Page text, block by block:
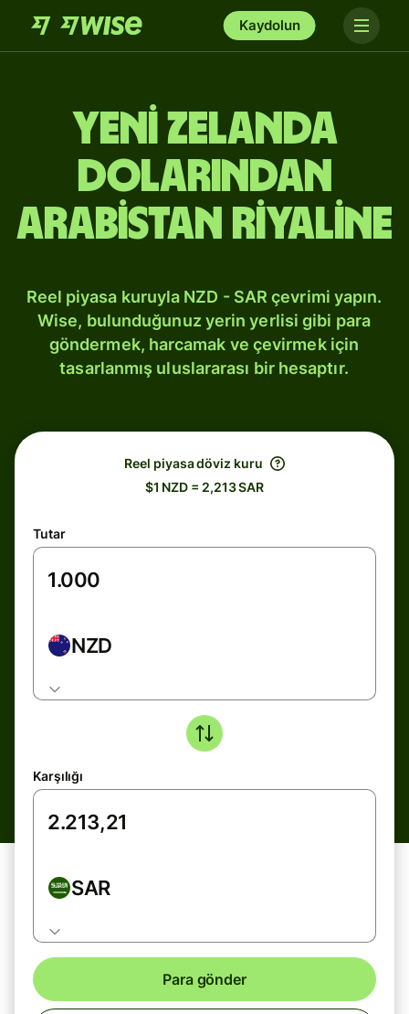
Kaydolun
Yeni Zelanda
dolarından
Arabistan riyaline
Reel piyasa kuruyla NZD - SAR çevrimi yapın.
Wise, bulunduğunuz yerin yerlisi gibi para
göndermek, harcamak ve çevirmek için
tasarlanmış uluslararası bir hesaptır.
Reel piyasa döviz kuru
$1 NZD = 2,213 SAR
Tutar
NZD
Karşılığı
SAR
Para gönder